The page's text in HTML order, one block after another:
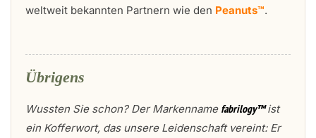
weltweit bekannten Partnern wie den Peanuts™.
Übrigens
Wussten Sie schon? Der Markenname fabrilogy™ist
ein Kofferwort, das unsere Leidenschaft vereint: Er